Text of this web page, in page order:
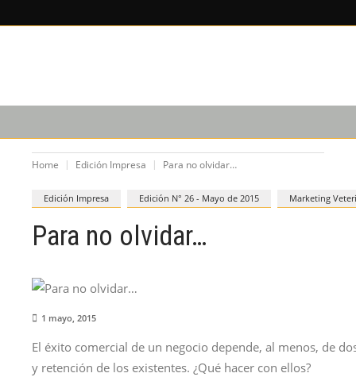
Home Edición Impresa Para no olvidar…
Edición Impresa Edición N° 26 - Mayo de 2015 Marketing
Para no olvidar…
1 mayo, 2015
El éxito comercial de un negocio depende, al menos, de
y retención de los existentes. ¿Qué hacer con ellos?